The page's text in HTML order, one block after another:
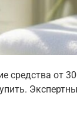
средства от